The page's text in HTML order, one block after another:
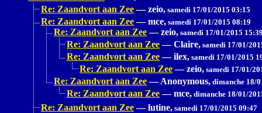
Re: Zaandvort aan Zee — zeio, samedi 17/01/2015 03:15
Re: Zaandvort aan Zee — mce, samedi 17/01/2015 08:19
Re: Zaandvort aan Zee — zeio, samedi 17/01/2015
Re: Zaandvort aan Zee — Claire, samedi 17/01/
Re: Zaandvort aan Zee — ilex, samedi 17/01/2015
Re: Zaandvort aan Zee — zeio, samedi 17/01/
Re: Zaandvort aan Zee — Anonymous, dimanche 18/
Re: Zaandvort aan Zee — mce, dimanche 18/01/
Re: Zaandvort aan Zee — lutine, samedi 17/01/2015 09:47